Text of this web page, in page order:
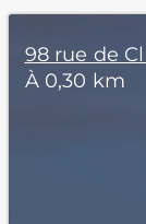
98 rue de
À 0,30 km